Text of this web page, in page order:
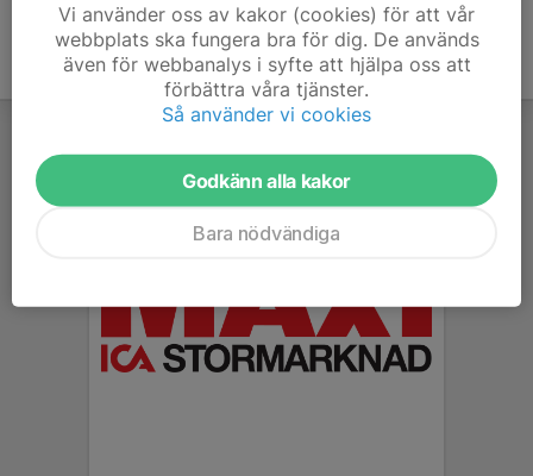
Vi använder oss av kakor (cookies) för att vår
webbplats ska fungera bra för dig. De används
även för webbanalys i syfte att hjälpa oss att
förbättra våra tjänster.
Så använder vi cookies
Godkänn alla kakor
Bara nödvändiga